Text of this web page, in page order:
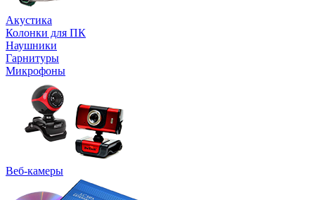
Акустика
Колонки для ПК
Наушники
Гарнитуры
Микрофоны
Веб-камеры